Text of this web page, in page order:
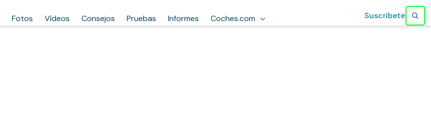
Fotos Vídeos Consejos Pruebas Informes Coches.com Suscríbete